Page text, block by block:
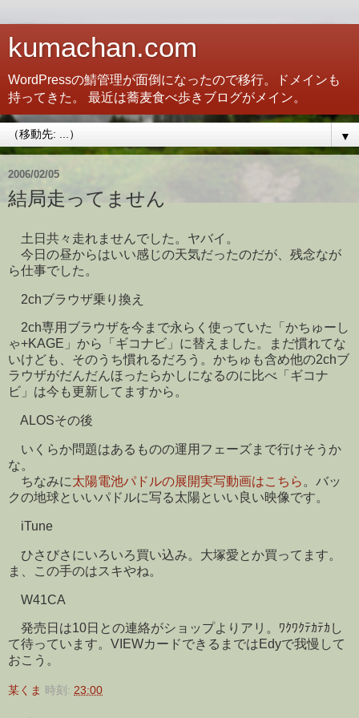
kumachan.com
WordPressの鯖管理が面倒になったので移行。ドメインも
持ってきた。 最近は蕎麦食べ歩きブログがメイン。
▼
2006/02/05
結局走ってません
土日共々走れませんでした。ヤバイ。
今日の昼からはいい感じの天気だったのだが、残念なが
ら仕事でした。
2chブラウザ乗り換え
2ch専用ブラウザを今まで永らく使っていた「かちゅーし
ゃ+KAGE」から「ギコナビ」に替えました。まだ慣れてな
いけども、そのうち慣れるだろう。かちゅも含め他の2chブ
ラウザがだんだんほったらかしになるのに比べ「ギコナ
ビ」は今も更新してますから。
ALOSその後
いくらか問題はあるものの運用フェーズまで行けそうか
な。
ちなみに太陽電池パドルの展開実写動画はこちら 。バッ
クの地球といいパドルに写る太陽といい良い映像です。
iTune
ひさびさにいろいろ買い込み。大塚愛とか買ってます。
ま、この手のはスキやね。
W41CA
発売日は10日との連絡がショップよりアリ。ﾜｸﾜｸﾃｶﾃｶし
て待っています。VIEWカードできるまではEdyで我慢して
おこう。
某くま 時刻: 23:00